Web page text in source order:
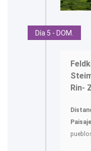
Día 5 - DOM.
Rin-